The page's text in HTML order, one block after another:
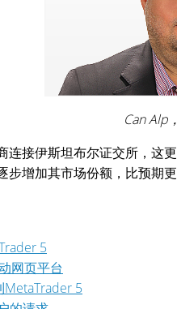
Can Alp
接伊斯坦布尔证交所，这
增加其市场份额，比预期更
5
网页平台
5